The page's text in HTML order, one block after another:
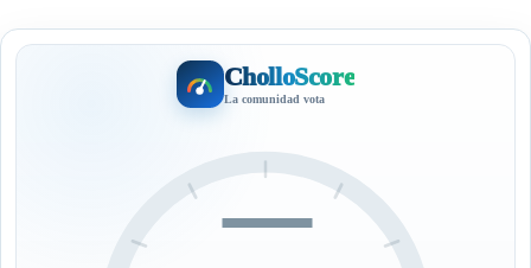
CholloScore
La comunidad vota
—